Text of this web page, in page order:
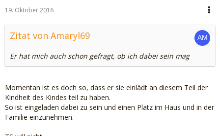
19. Oktober 2016
Zitat von Amaryl69
Er hat mich auch schon gefragt, ob ich dabei sein mag
Momentan ist es doch so, dass er sie einlädt an diesem Teil der
Kindheit des Kindes teil zu haben.
So ist eingeladen dabei zu sein und einen Platz im Haus und in der
Familie einzunehmen.